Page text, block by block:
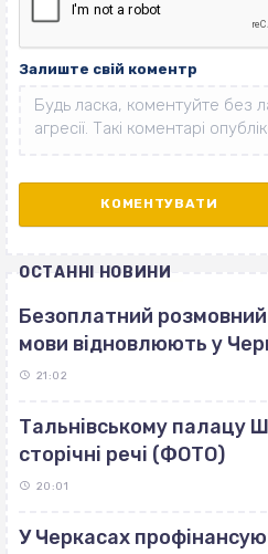
Залиште свій коментр
ОСТАННІ НОВИНИ
Безоплатний розмовний
мови відновлюють у
21:02
Тальнівському палацу
сторічні речі (ФОТО)
20:01
У Черкасах